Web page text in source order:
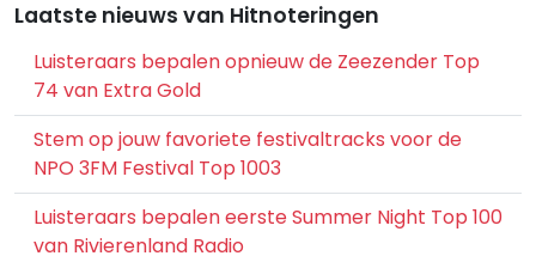
Laatste nieuws van Hitnoteringen
Luisteraars bepalen opnieuw de Zeezender Top
74 van Extra Gold
Stem op jouw favoriete festivaltracks voor de
NPO 3FM Festival Top 1003
Luisteraars bepalen eerste Summer Night Top 100
van Rivierenland Radio